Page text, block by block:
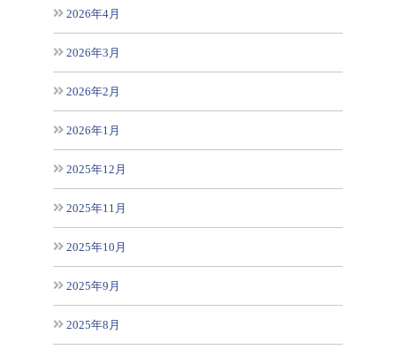
2026年4月
2026年3月
2026年2月
2026年1月
2025年12月
2025年11月
2025年10月
2025年9月
2025年8月